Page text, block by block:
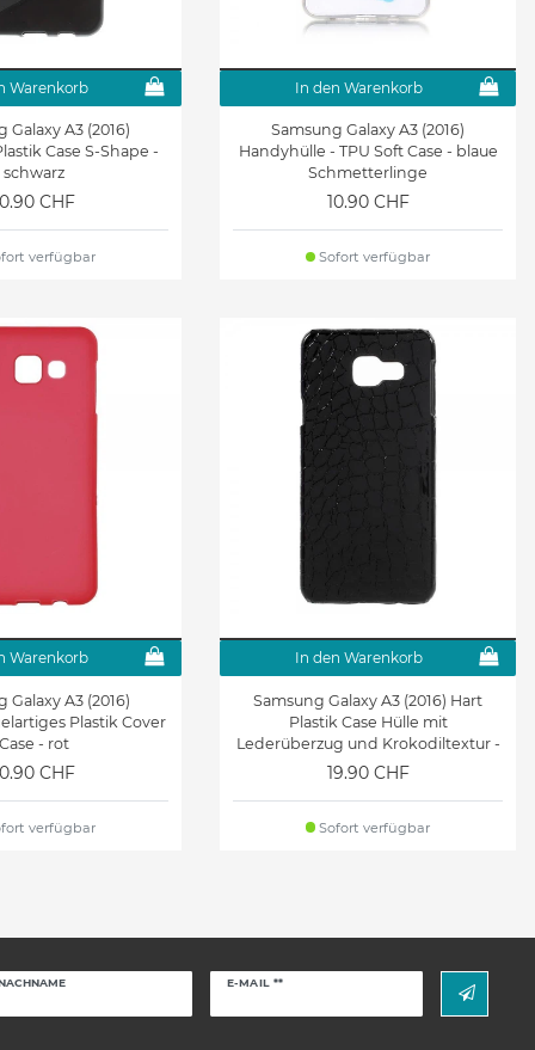
Warenkorb
Galaxy A3 (2016)
Case S-Shape -
schwarz
CHF
verfügbar
In den Warenkorb
Samsung Galaxy A3 (2016)
Handyhülle - TPU Soft Case - blaue
Schmetterlinge
10.90 CHF
Sofort verfügbar
Warenkorb
Galaxy A3 (2016)
Plastik Cover
Case - rot
CHF
verfügbar
In den Warenkorb
Samsung Galaxy A3 (2016) Hart
Plastik Case Hülle mit
Lederüberzug und Krokodiltextur -
schwarz
19.90 CHF
Sofort verfügbar
E-MAIL **
Newsletter